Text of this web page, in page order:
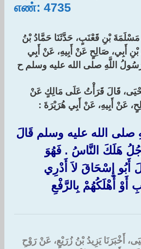
எண்: 4735
مَسْلَمَةَ بْنِ قَعْنَبٍ، حَدَّثَنَا حَمَّادُ بْنُ
أَبِي، صَالِحٍ عَنْ أَبِيهِ، عَنْ أَبِي
اللَّهِ صلى الله عليه وسلم ح
قَالَ قَرَأْتُ عَلَى مَالِكٍ عَنْ
عَنْ أَبِيهِ، عَنْ أَبِي هُرَيْرَةَ :‏
صلى الله عليه وسلم قَالَ
هَلَكَ النَّاسُ ‏.‏ فَهُوَ
أَبُو إِسْحَاقَ لاَ أَدْرِي
أَوْ أَهْلَكُهُمْ بِالرَّفْعِ
أَخْبَرَنَا يَزِيدُ بْنُ زُرَيْعٍ، عَنْ رَوْحِ